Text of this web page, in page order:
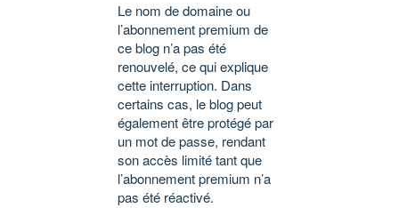
Le nom de domaine ou
l’abonnement premium de
ce blog n’a pas été
renouvelé, ce qui explique
cette interruption. Dans
certains cas, le blog peut
également être protégé par
un mot de passe, rendant
son accès limité tant que
l’abonnement premium n’a
pas été réactivé.